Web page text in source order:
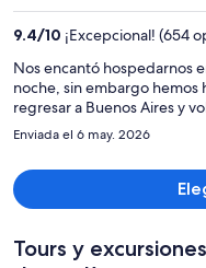
9.4/10 ¡Excepcional! (654
Nos encantó hospedarnos en Hotel Mío. Fue
noche, sin embargo hemos
regresar a Buenos Aires y
hotel, lo recomendamos
Enviada el 6 may. 2026
Tours y excursiones